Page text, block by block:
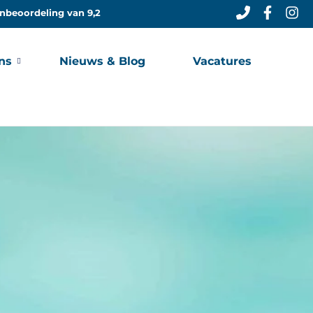
van 9,2
Nieuws & Blog Vacatures